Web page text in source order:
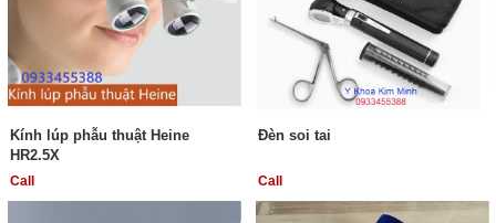
Kính lúp phẫu thuật Heine
HR2.5X
Call
Đèn soi tai
Call